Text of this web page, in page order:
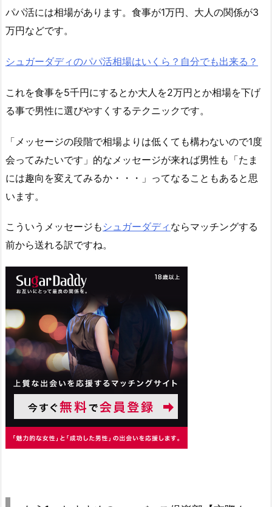
パパ活には相場があります。食事が1万円、大人の関係が3
万円などです。
シュガーダディのパパ活相場はいくら？自分でも出来る？
これを食事を5千円にするとか大人を2万円とか相場を下げ
る事で男性に選びやすくするテクニックです。
「メッセージの段階で相場よりは低くても構わないので1度
会ってみたいです」的なメッセージが来れば男性も「たま
には趣向を変えてみるか・・・」ってなることもあると思
います。
こういうメッセージも シュガーダディ ならマッチングする
前から送れる訳ですね。